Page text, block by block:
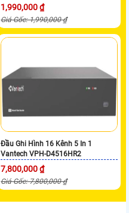
1,990,000 ₫
Giá Gốc: 1,990,000 ₫
Đầu Ghi Hình 16 Kênh 5 In 1
Vantech VPH-D4516HR2
7,800,000 ₫
Giá Gốc: 7,800,000 ₫